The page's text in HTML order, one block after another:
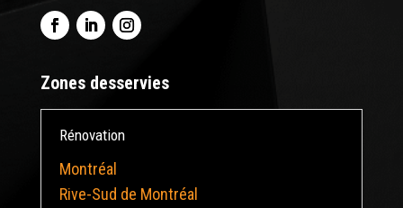
Zones desservies
Rénovation
Montréal
Rive-Sud de Montréal